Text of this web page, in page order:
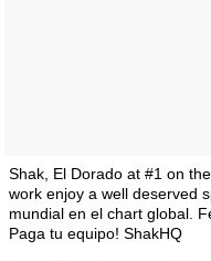
Shak, El Dorado at #1 on
work enjoy a well deserved
mundial en el chart global.
Paga tu equipo! ShakHQ